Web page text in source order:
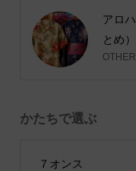
アロ
とめ）
かたちで選ぶ
７オンス